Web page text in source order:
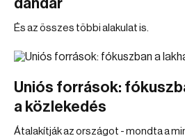
dandár
És az összes többi alakulat is.
Uniós források:
a közlekedés
Átalakítják az országot - mondta a